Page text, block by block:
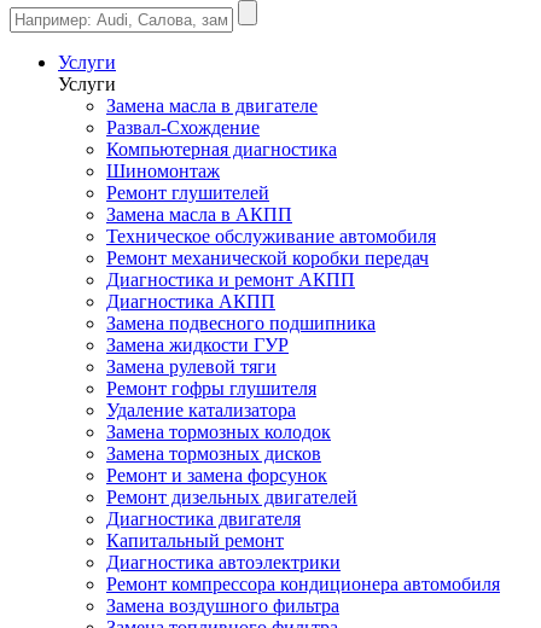
Услуги
Услуги
Замена масла в двигателе
Развал-Схождение
Компьютерная диагностика
Шиномонтаж
Ремонт глушителей
Замена масла в АКПП
Техническое обслуживание автомобиля
Ремонт механической коробки передач
Диагностика и ремонт АКПП
Диагностика АКПП
Замена подвесного подшипника
Замена жидкости ГУР
Замена рулевой тяги
Ремонт гофры глушителя
Удаление катализатора
Замена тормозных колодок
Замена тормозных дисков
Ремонт и замена форсунок
Ремонт дизельных двигателей
Диагностика двигателя
Капитальный ремонт
Диагностика автоэлектрики
Ремонт компрессора кондиционера автомобиля
Замена воздушного фильтра